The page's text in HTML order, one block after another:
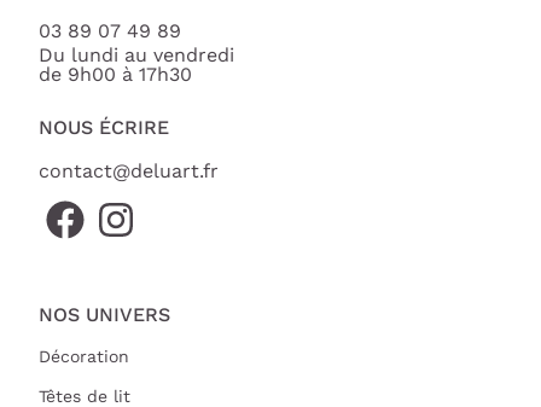
03 89 07 49 89
Du lundi au vendredi
de 9h00 à 17h30
NOUS ÉCRIRE
contact@deluart.fr
NOS UNIVERS
Décoration
Têtes de lit